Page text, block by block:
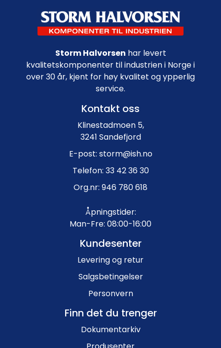
Footer navigation
Storm Halvorsen har levert
kvalitetskomponenter til industrien i Norge i
over 30 år, kjent for høy kvalitet og ypperlig
service.
Kontakt oss
Klinestadmoen 5,
3241 Sandefjord
E-post: storm@ish.no
Telefon: 33 42 36 30
Org.nr: 946 780 618
Åpningstider:
Man-Fre: 08:00-16:00
Kundesenter
Levering og retur
Salgsbetingelser
Personvern
Finn det du trenger
Dokumentarkiv